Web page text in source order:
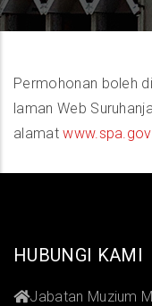
Permohonan boleh
laman Web
alamat
HUBUNGI KAMI
Jabatan Muzium